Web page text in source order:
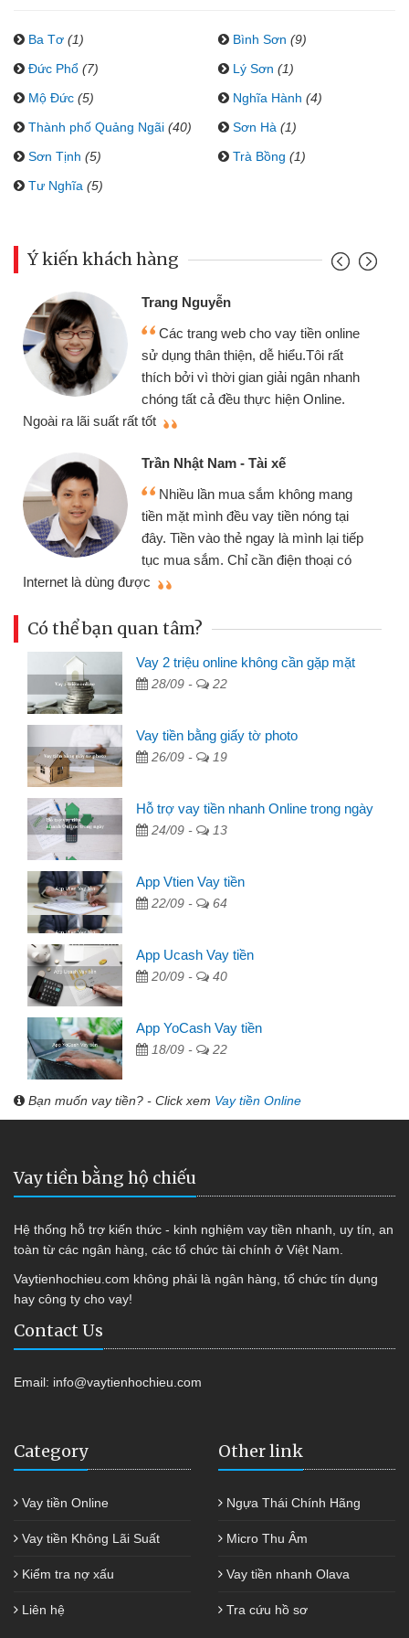
Ba Tơ (1) Bình Sơn (9)
Đức Phổ (7) Lý Sơn (1)
Mộ Đức (5) Nghĩa Hành (4)
Thành phố Quảng Ngãi (40) Sơn Hà (1)
Sơn Tịnh (5) Trà Bồng (1)
Tư Nghĩa (5)
Ý kiến khách hàng
Trang Nguyễn
Các trang web cho vay tiền online
sử dụng thân thiện, dễ hiểu.Tôi rất
thích bởi vì thời gian giải ngân nhanh
chóng tất cả đều thực hiện Online.
Ngoài ra lãi suất rất tốt
Trần Nhật Nam - Tài xế
Nhiều lần mua sắm không mang
tiền mặt mình đều vay tiền nóng tại
đây. Tiền vào thẻ ngay là mình lại tiếp
tục mua sắm. Chỉ cần điện thoại có
Internet là dùng được
Có thể bạn quan tâm?
Vay 2 triệu online không cần gặp mặt
28/09 - 22
Vay tiền bằng giấy tờ photo
26/09 - 19
Hỗ trợ vay tiền nhanh Online trong ngày
24/09 - 13
App Vtien Vay tiền
22/09 - 64
App Ucash Vay tiền
20/09 - 40
App YoCash Vay tiền
18/09 - 22
Bạn muốn vay tiền? - Click xem Vay tiền Online
Vay tiền bằng hộ chiếu
Hệ thống hỗ trợ kiến thức - kinh nghiệm vay tiền nhanh, uy tín, an
toàn từ các ngân hàng, các tổ chức tài chính ở Việt Nam.
Vaytienhochieu.com không phải là ngân hàng, tổ chức tín dụng
hay công ty cho vay!
Contact Us
Email: info@vaytienhochieu.com
Category
Vay tiền Online
Vay tiền Không Lãi Suất
Kiểm tra nợ xấu
Liên hệ
Other link
Ngựa Thái Chính Hãng
Micro Thu Âm
Vay tiền nhanh Olava
Tra cứu hồ sơ